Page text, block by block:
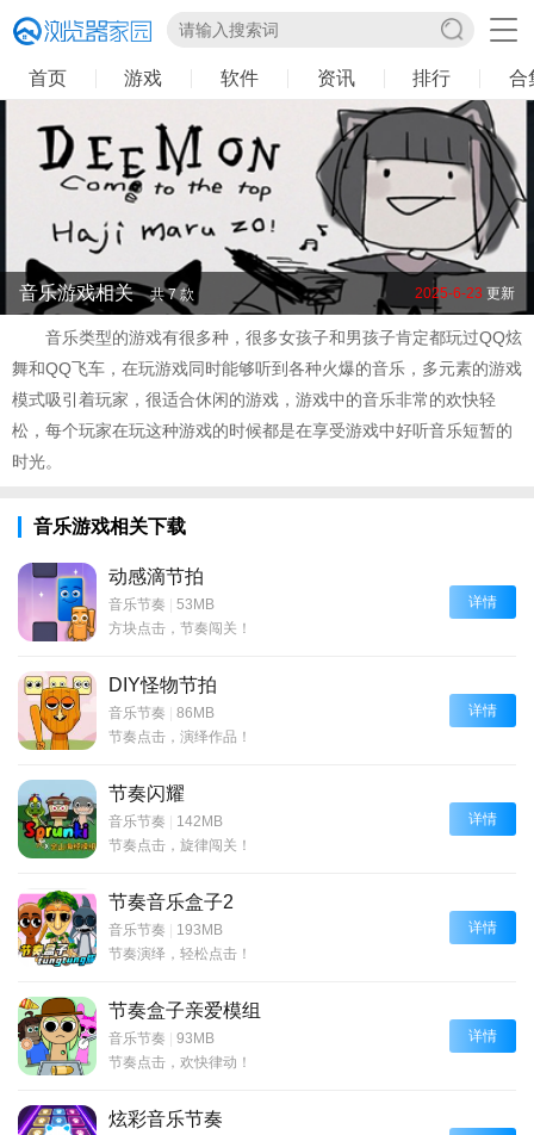
首页 游戏 软件 资讯 排行 合
音乐游戏相关 共 7 款 2025-6-23 更新
音乐类型的游戏有很多种，很多女孩子和男孩子肯定都玩过QQ炫
舞和QQ飞车，在玩游戏同时能够听到各种火爆的音乐，多元素的游戏
模式吸引着玩家，很适合休闲的游戏，游戏中的音乐非常的欢快轻
松，每个玩家在玩这种游戏的时候都是在享受游戏中好听音乐短暂的
时光。
音乐游戏相关下载
动感滴节拍
音乐节奏
53MB
方块点击，节奏闯关！
详情
DIY怪物节拍
音乐节奏
86MB
节奏点击，演绎作品！
详情
节奏闪耀
音乐节奏
142MB
节奏点击，旋律闯关！
详情
节奏音乐盒子2
音乐节奏
193MB
节奏演绎，轻松点击！
详情
节奏盒子亲爱模组
音乐节奏
93MB
节奏点击，欢快律动！
详情
炫彩音乐节奏